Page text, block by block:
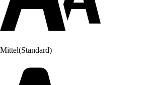
Mittel(Standard)